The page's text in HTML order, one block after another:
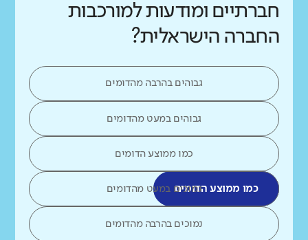
חברתיים ומודעות למורכבות
החברה הישראלית?
גבוהים בהרבה מהדומים
גבוהים במעט מהדומים
כמו ממוצע הדומים
כמו ממוצע הדומיםנמוכים במעט מהדומים
נמוכים בהרבה מהדומים